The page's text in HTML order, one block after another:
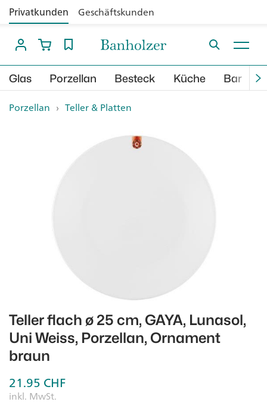
Privatkunden Geschäftskunden
Glas Porzellan Besteck Küche Bar
Porzellan › Teller & Platten
Teller flach ø 25 cm, GAYA, Lunasol,
Uni Weiss, Porzellan, Ornament
braun
21.95 CHF
inkl. MwSt.